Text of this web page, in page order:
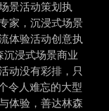
景活动策划执
家，沉浸式场景
体验活动创意执
沉浸式场景商业
动没有彩排，只
令人难忘的大型
体验，善达林森